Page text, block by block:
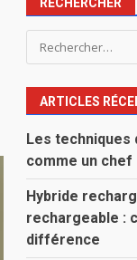
Rechercher :
ARTICLES
Les techniques
comme un chef
Hybride
rechargeable :
différence